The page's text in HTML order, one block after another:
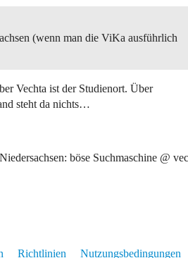
(wenn man die ViKa ausführlich
Vechta ist der Studienort. Über
steht da nichts…
böse Suchmaschine @
Richtlinien Nutzungsbedingungen